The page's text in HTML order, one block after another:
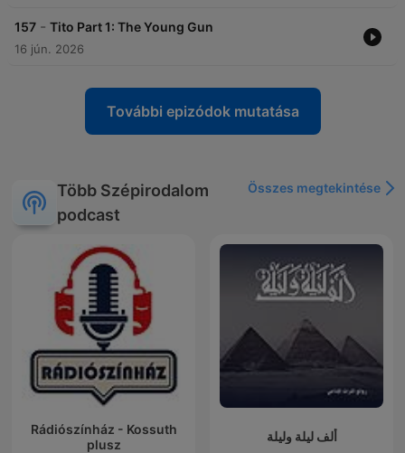
157 - Tito Part 1: The Young Gun
16 jún. 2026
További epizódok mutatása
Több Szépirodalom
podcast
Összes megtekintése
Rádiószínház - Kossuth
plusz
ألف ليلة وليلة